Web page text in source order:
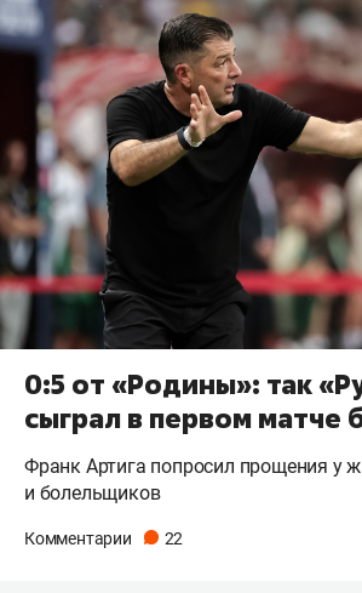
0:5 от «Родины»: так
сыграл в первом матче
Франк Артига попросил прощения у
и болельщиков
Комментарии 22